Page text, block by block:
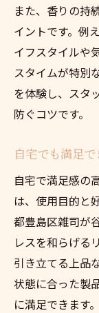
また、香りの持
イントです。例
イフスタイルや
スタイムが特別
を体験し、スタ
防ぐコツです。
自宅でも満足
自宅で満足感の
は、使用目的と
都豊島区雑司が
レスを和らげる
引き立てる上品
状態に合った製
に満足できます。